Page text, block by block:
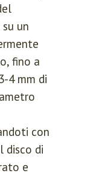
un
fino a
4 mm di
con
disco di
e